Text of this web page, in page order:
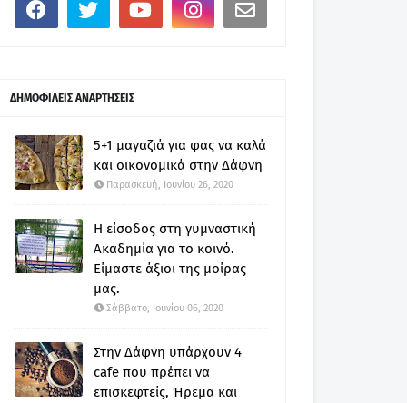
ΔΗΜΟΦΙΛΕΙΣ ΑΝΑΡΤΗΣΕΙΣ
5+1 μαγαζιά για φας να καλά
και οικονομικά στην Δάφνη
Παρασκευή, Ιουνίου 26, 2020
Η είσοδος στη γυμναστική
Ακαδημία για το κοινό.
Είμαστε άξιοι της μοίρας
μας.
Σάββατο, Ιουνίου 06, 2020
Στην Δάφνη υπάρχουν 4
cafe που πρέπει να
επισκεφτείς, Ήρεμα και